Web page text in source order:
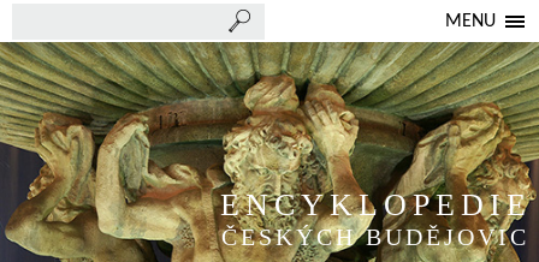
MENU
ENCYKLOPEDIE
ČESKÝCH BUDĚJOVIC